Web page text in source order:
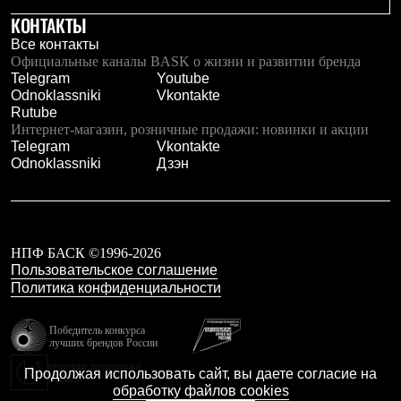
Рубашки
Футболки
Толстовки
Брюки
Термобелье
Теплое термобелье
Среднее термобелье
Легкое термобелье
Флисовая одежда
Куртки
Детская одежда
Куртки
Брюки
Утепленная синтетикой
Куртки
Брюки
Лёгкая одежда
Футболки
КОНТАКТЫ
Все контакты
Официальные каналы BASK о жизни и развитии бренда
Telegram
Youtube
Odnoklassniki
Vkontakte
Rutube
Интернет-магазин, розничные продажи: новинки и акции
Telegram
Vkontakte
Odnoklassniki
Дзэн
НПФ БАСК ©1996-2026
Пользовательское соглашение
Политика конфиденциальности
Победитель конкурса
лучших брендов России
Калибр
Продолжая использовать сайт, вы даете согласие на
обработку файлов cookies